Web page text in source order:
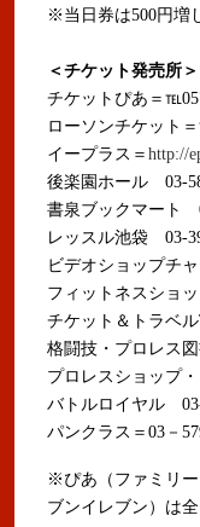
※当日券は500円増
＜チケット発売所＞
チケットぴあ＝
ローソンチケット
イープラス＝ http://
後楽園ホール 03-
書泉ブックマート
レッスル池袋 03-
ビデオショップチ
フィットネスショ
チケット＆トラベ
格闘技・プロレス
プロレスショップ
バトルロイヤル
パンクラス＝03－
※ぴあ（ファミリ
ブンイレブン）は